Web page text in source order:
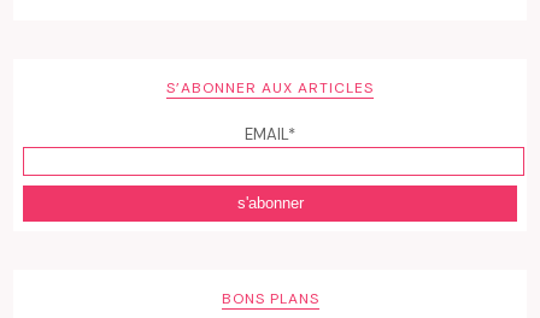
S’ABONNER AUX ARTICLES
EMAIL*
BONS PLANS